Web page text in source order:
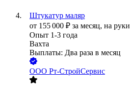
Штукатур маляр
от 155 000 ₽ за месяц, на руки
Опыт 1-3 года
Вахта
Выплаты: Два раза в месяц
ООО Рт-СтройСервис